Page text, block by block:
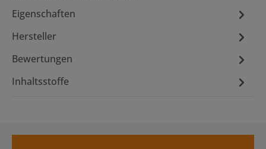
Eigenschaften
Hersteller
Bewertungen
Inhaltsstoffe